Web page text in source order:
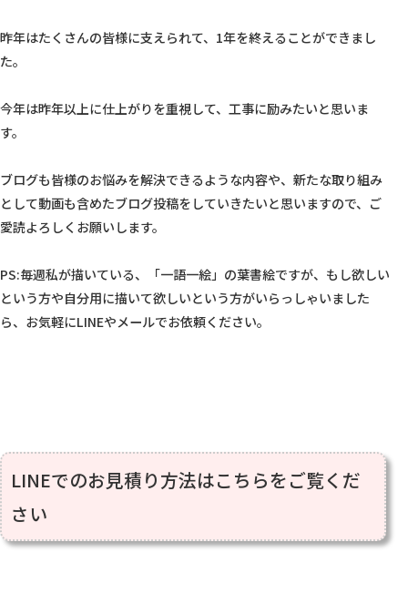
昨年はたくさんの皆様に支えられて、1年を終えることができまし
た。
今年は昨年以上に仕上がりを重視して、工事に励みたいと思いま
す。
ブログも皆様のお悩みを解決できるような内容や、新たな取り組み
として動画も含めたブログ投稿をしていきたいと思いますので、ご
愛読よろしくお願いします。
PS:毎週私が描いている、「一語一絵」の葉書絵ですが、もし欲しい
という方や自分用に描いて欲しいという方がいらっしゃいました
ら、お気軽にLINEやメールでお依頼ください。
LINEでのお見積り方法はこちらをご覧くだ
さい